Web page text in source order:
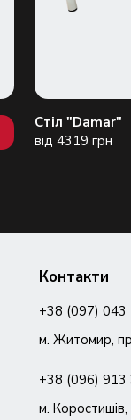
Стіл "Damar"
від 4319 грн
Контакти
+38 (097) 043
м. Житомир,
+38 (096) 913
м.